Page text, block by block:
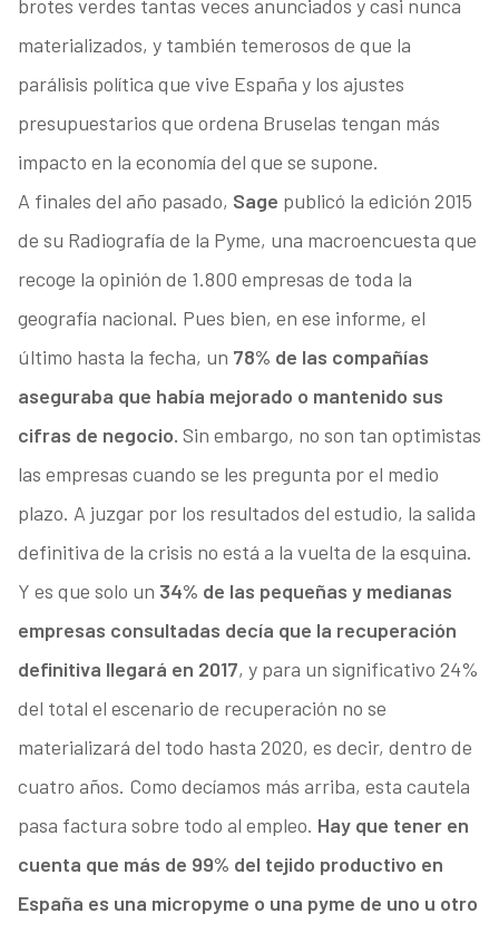
brotes verdes tantas veces anunciados y casi nunca
materializados, y también temerosos de que la
parálisis política que vive España y los ajustes
presupuestarios que ordena Bruselas tengan más
impacto en la economía del que se supone.
A finales del año pasado, Sage publicó la edición 2015
de su Radiografía de la Pyme, una macroencuesta que
recoge la opinión de 1.800 empresas de toda la
geografía nacional. Pues bien, en ese informe, el
último hasta la fecha, un 78% de las compañías
aseguraba que había mejorado o mantenido sus
cifras de negocio. Sin embargo, no son tan optimistas
las empresas cuando se les pregunta por el medio
plazo. A juzgar por los resultados del estudio, la salida
definitiva de la crisis no está a la vuelta de la esquina.
Y es que solo un 34% de las pequeñas y medianas
empresas consultadas decía que la recuperación
definitiva llegará en 2017, y para un significativo 24%
del total el escenario de recuperación no se
materializará del todo hasta 2020, es decir, dentro de
cuatro años. Como decíamos más arriba, esta cautela
pasa factura sobre todo al empleo. Hay que tener en
cuenta que más de 99% del tejido productivo en
España es una micropyme o una pyme de uno u otro